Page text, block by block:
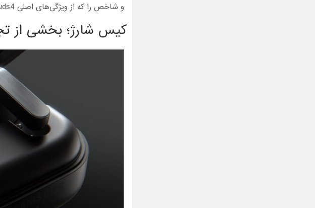
و شاخص را که از ویژگی‌های اصلی Galaxy Buds4 است، به‌خوبی منتقل کند.
کیس شارژ؛ بخشی از